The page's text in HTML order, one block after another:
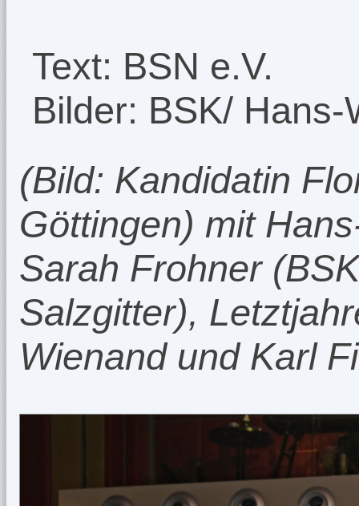
Text: BSN e.V.
Bilder: BSK/
(Bild: Kandidatin
Göttingen) mit
Sarah Frohner
Salzgitter),
Wienand und Karl